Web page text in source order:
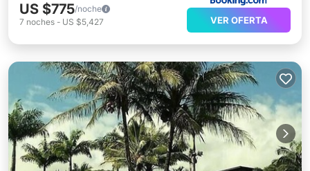
US $775/noche
7 noches - US $5,427 VER OFERTA